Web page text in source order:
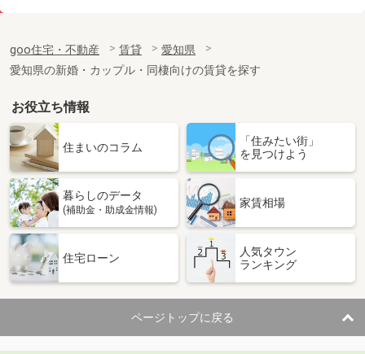
専有面積
42.12m²
間取り
1LDK
愛知県名古屋市港区東蟹田
価 格
4.60万円
愛知県名古屋市港区東蟹田
専有面積 24.9m²
間取り
愛知県名古屋市瑞穂区東栄町１
住 所
愛知県名古屋市瑞穂区東栄町１
専有面積 19.87m²
間取り
1K
goo住宅・不動産 賃貸
愛知県
愛知県の新婚・カップル・同棲向けの賃貸を探す
お役立ち情報
住まいのコラム
「住みたい街」
を見つけよう
暮らしのデータ
(補助金・助成金情報)
家賃相場
住宅ローン
人気タウン
ランキング
ページトップに戻る